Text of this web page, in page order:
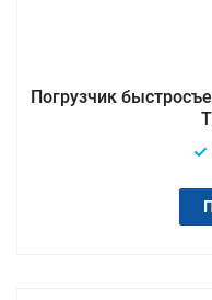
Погрузчик